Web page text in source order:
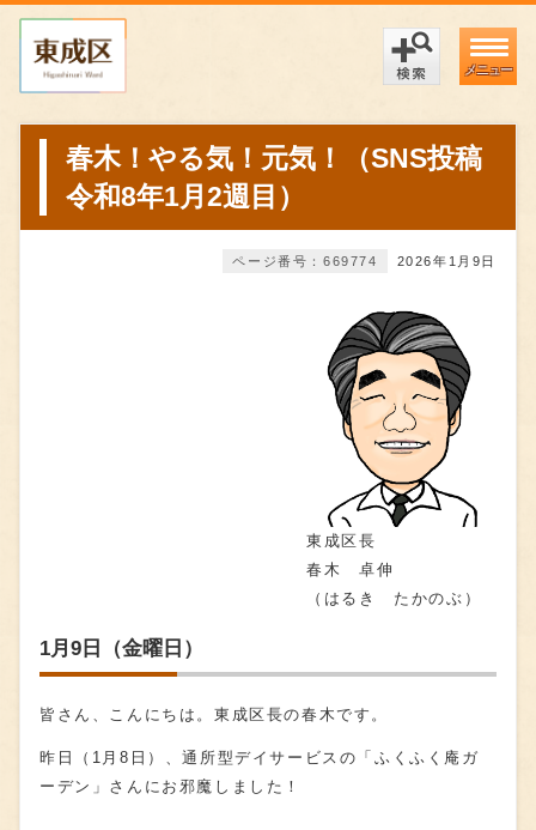
メニュー
春木！やる気！元気！（SNS投稿
令和8年1月2週目）
2026年1月9日
ページ番号：669774
東成区長
春木 卓伸
（はるき たかのぶ）
1月9日（金曜日）
皆さん、こんにちは。東成区長の春木です。
昨日（ 1 月8 日）、通所型デイサービスの「ふくふく庵ガ
ーデン」さんにお邪魔しました！